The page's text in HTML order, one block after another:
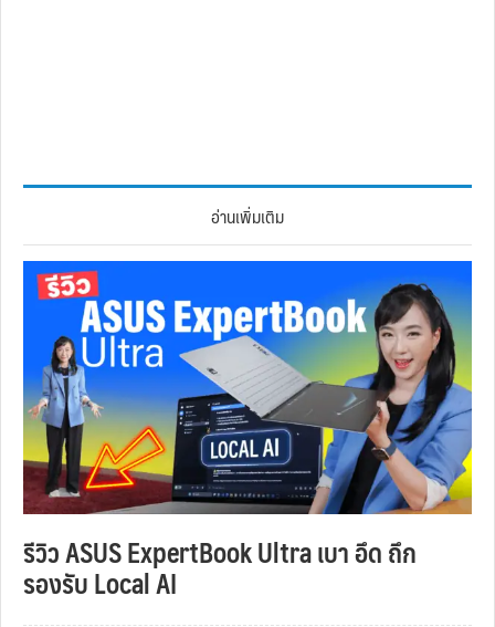
อ่านเพิ่มเติม
รีวิว ASUS ExpertBook Ultra เบา อึด ถึก
รองรับ Local AI